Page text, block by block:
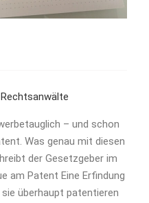
– und schon
Was genau mit diesen
der Gesetzgeber im
am Patent Eine Erfindung
überhaupt patentieren